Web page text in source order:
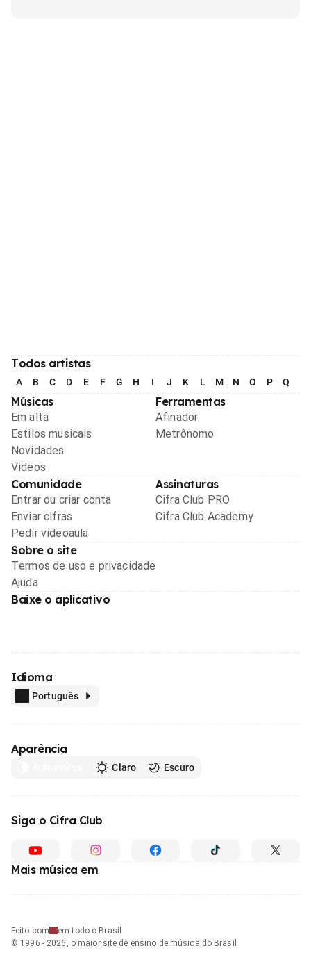
Todos artistas
A B C D E F G H I J K L M N O P Q
Músicas
Em alta
Estilos musicais
Novidades
Videos
Ferramentas
Afinador
Metrônomo
Comunidade
Entrar ou criar conta
Enviar cifras
Pedir videoaula
Assinaturas
Cifra Club PRO
Cifra Club Academy
Sobre o site
Termos de uso e privacidade
Ajuda
Baixe o aplicativo
Idioma
Português
Aparência
Claro Escuro
Siga o Cifra Club
Mais música em
Feito com
em todo o Brasil
© 1996 - 2026, o maior site de ensino de música do Brasil